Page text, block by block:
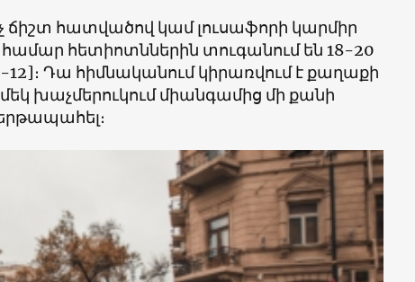
ճիշտ հատվածով կամ լուսաֆորի կարմիր
համար հետիոտններին տուգանում են 18-20
12]։ Դա հիմնականում կիրառվում է քաղաքի
խաչմերուկում միանգամից մի քանի